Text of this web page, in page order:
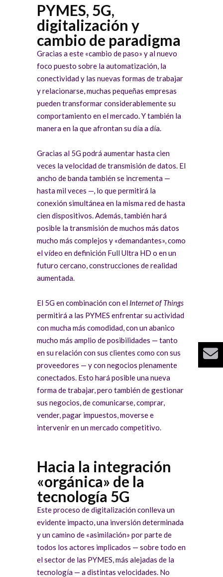
PYMES, 5G,
digitalización y
cambio de paradigma
Gracias a este «cambio de paso» y al nuevo
foco puesto sobre la automatización, la
conectividad y las nuevas formas de trabajar
y relacionarse, muchas pequeñas empresas
pueden transformar considerablemente su
comportamiento en el mercado. Y también la
manera en la que afrontan su día a día.
Gracias al 5G podrá aumentar hasta cien
veces la velocidad de transmisión de datos. El
ancho de banda también se incrementa —
hasta mil veces —, lo que permitirá la
conexión simultánea en la misma red de hasta
cien dispositivos. Además, también hará
posible la transmisión de muchos más datos
mucho más complejos y «demandantes», como
el vídeo en definición Full Ultra HD o en un
futuro cercano, construcciones de realidad
aumentada.
El 5G en combinación con el Internet of Things
permitirá a las PYMES enfrentar su actividad
con mucha más comodidad, con un abanico
mucho más amplio de posibilidades — tanto
en su relación con sus clientes como con sus
proveedores — y con negocios plenamente
conectados. Esto hará posible una nueva
forma de trabajar, pero también de gestionar
sus negocios, de comunicarse, comprar,
vender, pagar impuestos, moverse e
intervenir en un mercado competitivo.
Hacia la integración
«orgánica» de la
tecnología 5G
Este proceso de digitalización conlleva un
evidente impacto, una inversión determinada
y un camino de «asimilación» por parte de
todos los actores implicados — sobre todo en
el sector de las PYMES, más alejadas de la
tecnología — a distintas velocidades. No